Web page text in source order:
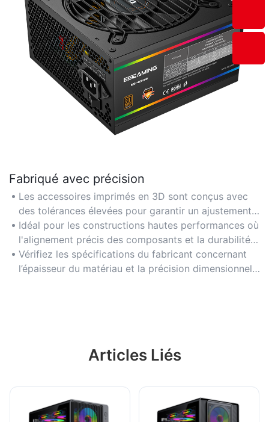
Fabriqué avec précision
Les accessoires imprimés en 3D sont conçus avec
des tolérances élevées pour garantir un ajustement
parfait avec les marques de boîtiers PC et le
matériel les plus courants.
Idéal pour les constructions hautes performances où
l'alignement précis des composants et la durabilité
sont essentiels.
Vérifiez les spécifications du fabricant concernant
l’épaisseur du matériau et la précision dimensionnelle
Articles Liés